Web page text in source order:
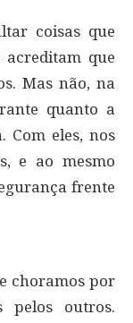
coisas que
acreditam que
Mas não, na
quanto a
Com eles, nos
e ao mesmo
frente
choramos por
pelos outros.